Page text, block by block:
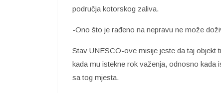
područja kotorskog zaliva.
-Ono što je rađeno na nepravu ne može
Stav UNESCO-ove misije jeste da taj objekt
kada mu istekne rok važenja, odnosno kada
sa tog mjesta.